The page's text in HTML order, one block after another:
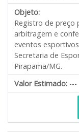
Objeto:
Registro de preço
arbitragem e
eventos
Secretaria de
Pirapama/MG.
Valor Estimado: ---